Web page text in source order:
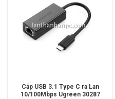
Cáp USB 3.1 Type C ra Lan
10/100Mbps Ugreen 30287